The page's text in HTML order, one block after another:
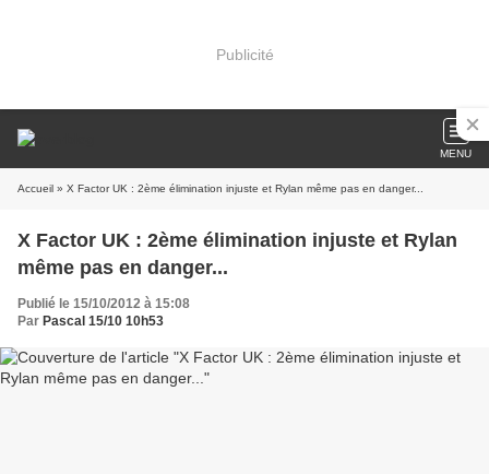
Publicité
MENU
Accueil » X Factor UK : 2ème élimination injuste et Rylan même pas en danger...
X Factor UK : 2ème élimination injuste et Rylan
même pas en danger...
Publié le 15/10/2012 à 15:08
Par Pascal 15/10 10h53